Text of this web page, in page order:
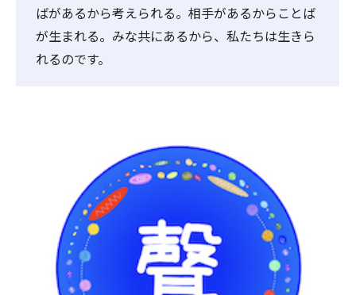
ばがあるから考えられる。相手があるからことば
が生まれる。みな共にあるから、私たちは生きら
れるのです。